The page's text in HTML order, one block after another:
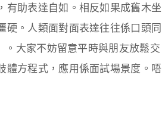
有助表達自如。相反如果成舊木坐
硬。人類面對面表達往往係口頭同
大家不妨留意平時與朋友放鬆交
體方程式，應用係面試場景度。唔